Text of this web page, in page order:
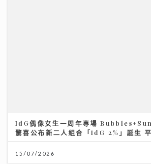
IdG偶像女生一周年專場
驚喜公布新二人組合「IdG 2%」誕生
15/07/2026